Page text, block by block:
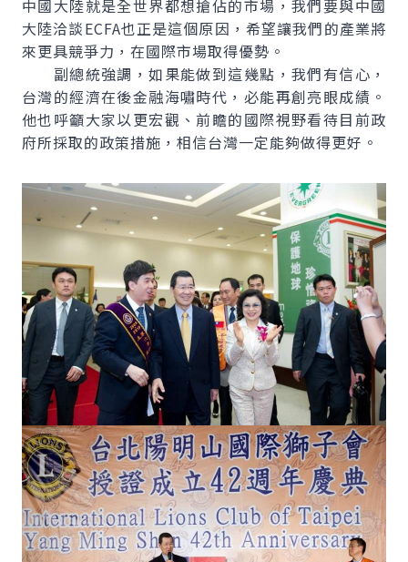
中國大陸就是全世界都想搶佔的市場，我們要與中國
大陸洽談ECFA也正是這個原因，希望讓我們的產業將
來更具競爭力，在國際市場取得優勢。
副總統強調，如果能做到這幾點，我們有信心，
台灣的經濟在後金融海嘯時代，必能再創亮眼成績。
他也呼籲大家以更宏觀、前瞻的國際視野看待目前政
府所採取的政策措施，相信台灣一定能夠做得更好。